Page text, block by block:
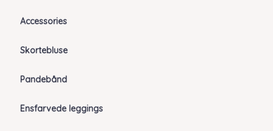
Accessories
Skortebluse
Pandebånd
Ensfarvede leggings